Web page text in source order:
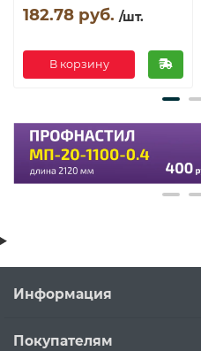
182.78 руб. /шт.
В корзину
Информация
Покупателям